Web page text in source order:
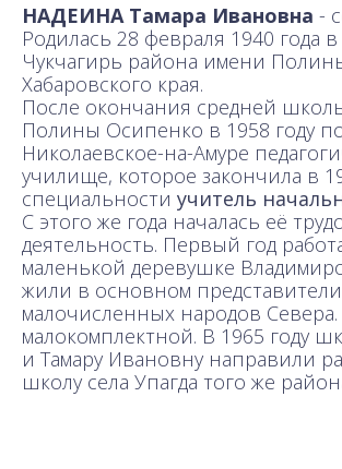
НАДЕИНА Тамара Ивановна -
Родилась 28 февраля 1940 года в
Чукчагирь района имени
Хабаровского края.
После окончания средней
Полины Осипенко в 1958 году
Николаевское-на-Амуре
училище, которое закончила в
специальности учитель
С этого же года началась её
деятельность. Первый год
маленькой деревушке
жили в основном
малочисленных народов
малокомплектной. В 1965 году
и Тамару Ивановну направили
школу села Упагда того же